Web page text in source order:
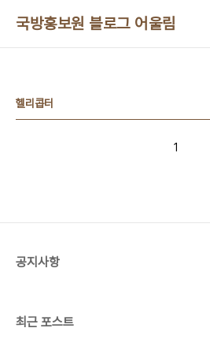
국방홍보원 블로그 어울림
헬리콥터
1
공지사항
최근 포스트